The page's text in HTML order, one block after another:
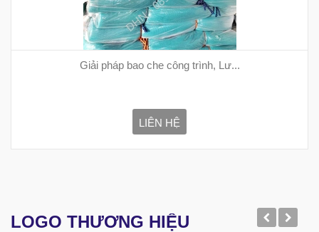
Giải pháp bao che công trình, Lư...
LIÊN HỆ
LOGO THƯƠNG HIỆU